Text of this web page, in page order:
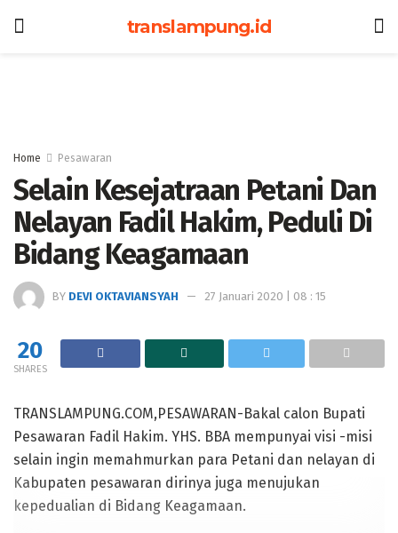
translampung.id
Home Pesawaran
Selain Kesejatraan Petani Dan
Nelayan Fadil Hakim, Peduli Di
Bidang Keagamaan
BY DEVI OKTAVIANSYAH 27 Januari 2020 | 08 : 15
20
SHARES
TRANSLAMPUNG.COM,PESAWARAN-Bakal calon Bupati
Pesawaran Fadil Hakim. YHS. BBA mempunyai visi -misi
selain ingin memahmurkan para Petani dan nelayan di
Kabupaten pesawaran dirinya juga menujukan
kepedualian di Bidang Keagamaan.